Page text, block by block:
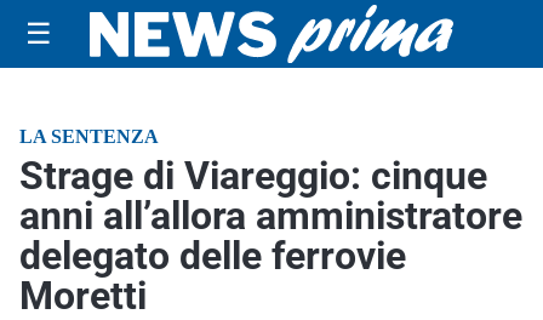
☰
LA SENTENZA
Strage di Viareggio: cinque
anni all’allora amministratore
delegato delle ferrovie
Moretti